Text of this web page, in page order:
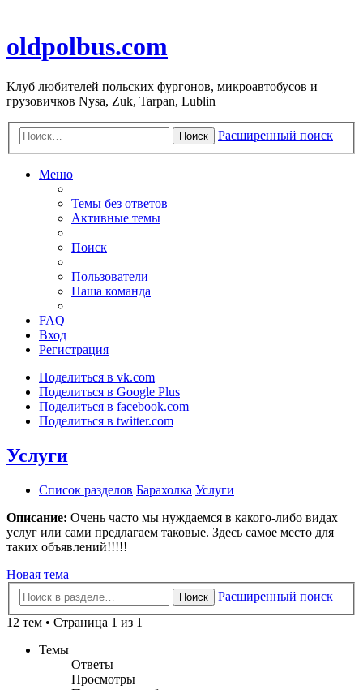
oldpolbus.com
Клуб любителей польских фургонов, микроавтобусов и
грузовичков Nysa, Zuk, Tarpan, Lublin
Поиск Расширенный поиск
Меню
Темы без ответов
Активные темы
Поиск
Пользователи
Наша команда
FAQ
Вход
Регистрация
Поделиться в vk.com
Поделиться в Google Plus
Поделиться в facebook.com
Поделиться в twitter.com
Услуги
Список разделов Барахолка Услуги
Описание: Очень часто мы нуждаемся в какого-либо видах
услуг или сами предлагаем таковые. Здесь самое место для
таких объявлений!!!!!
Новая тема
Поиск
Расширенный поиск
12 тем • Страница 1 из 1
Темы
Ответы
Просмотры